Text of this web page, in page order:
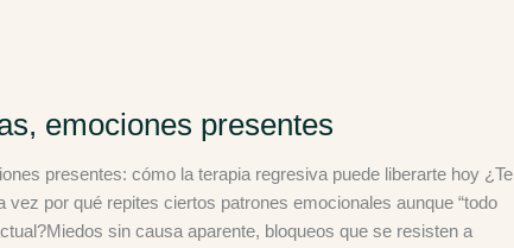
emociones presentes
presentes: cómo la terapia regresiva puede liberarte hoy ¿Te
vez por qué repites ciertos patrones emocionales aunque “todo
sin causa aparente, bloqueos que se resisten a